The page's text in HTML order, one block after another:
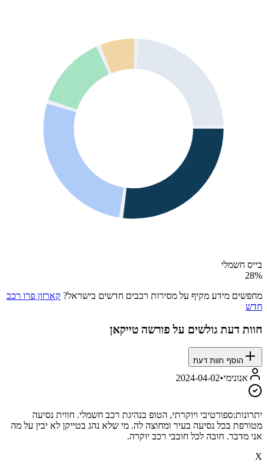
בייס חשמלי
28%
מחפשים מידע מקיף על מסירות רכבים חדשים בישראל? קארזון פרו רכב
חדש
חוות דעת גולשים עלפורשה טייקאן
הוסף חוות דעת
אנונימי•
2024-04-02
יתרונות:ספורטיבי ויוקרתי, הטופ בנהיגת רכב חשמלי. חווית נסיעה
מטורפת בכל נסיעה בעיר ומחוצה לה. מי שלא נהג בטייקן לא יבין על מה
אני מדבר. חובה לכל חובבי רכב יוקרה.
X